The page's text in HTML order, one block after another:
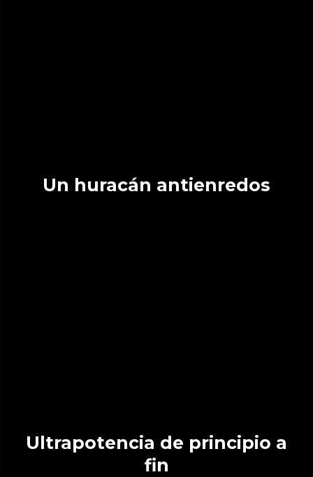
Un huracán antienredos
Ultrapotencia de principio a
fin